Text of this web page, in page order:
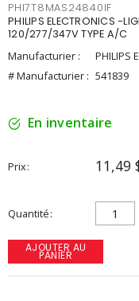
PHI7T8MAS24840IF
PHILIPS ELECTRONICS -
120/277/347V TYPE A/C
Manufacturier :
PHILIPS
# Manufacturier : 541839
En inventaire
Prix 11,49
Quantité
AJOUTER AU
PANIER